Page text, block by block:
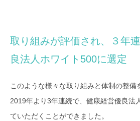
取り組みが評価され、３年
良法人ホワイト500に選定
このような様々な取り組みと体制の整備
2019年より3年連続で、健康経営優良法
ていただくことができました。